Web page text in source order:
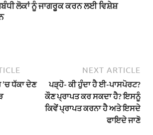
ਲੋਕਾਂ ਨੂੰ ਜਾਗਰੂਕ ਕਰਨ ਲਈ ਵਿਸ਼ੇਸ਼
’ਚ ਧੱਕਾ ਦੇਣ
NEXT ARTICLE
ਪੜ੍ਹੋ- ਕੀ ਹੁੰਦਾ ਹੈ ਈ-ਪਾਸਪੋਰਟ?
ਕੌਣ ਪ੍ਰਾਪਤ ਕਰ ਸਕਦਾ ਹੈ? ਇਸਨੂੰ
ਕਿਵੇਂ ਪ੍ਰਾਪਤ ਕਰਨਾ ਹੈ ਅਤੇ ਇਸਦੇ
ਫਾਇਦੇ ਜਾਣੋ